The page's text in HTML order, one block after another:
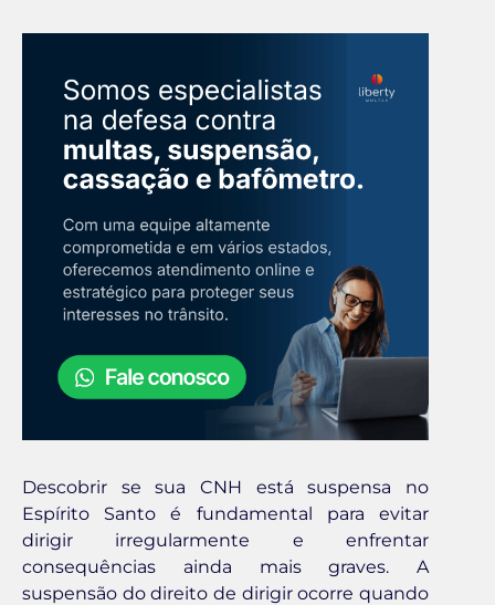
Descobrir se sua CNH está suspensa no
Espírito Santo é fundamental para evitar
dirigir irregularmente e enfrentar
consequências ainda mais graves. A
suspensão do direito de dirigir ocorre quando